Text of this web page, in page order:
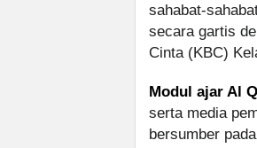
sahabat-
secara gartis
Cinta (KBC)
Modul ajar Al
serta media
bersumber